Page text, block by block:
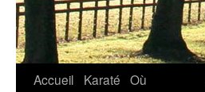
Accueil Karaté Où